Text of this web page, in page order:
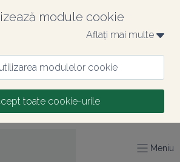
module cookie
Aflați mai multe
modulelor cookie
toate cookie-urile
Meniu